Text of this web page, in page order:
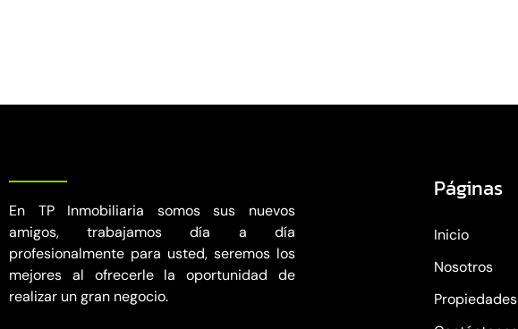
En TP Inmobiliaria somos sus nuevos
amigos, trabajamos día a día
profesionalmente para usted, seremos los
mejores al ofrecerle la oportunidad de
realizar un gran negocio.
Páginas
Inicio
Nosotros
Propiedades